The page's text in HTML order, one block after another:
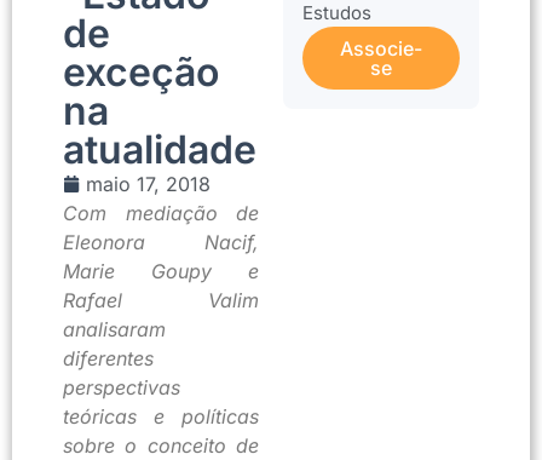
de
exceção
na
atualidade
maio 17, 2018
Com mediação de
Eleonora Nacif,
Marie Goupy e
Rafael Valim
analisaram
diferentes
perspectivas
teóricas e políticas
sobre o conceito de
Estudos
Associe-
se